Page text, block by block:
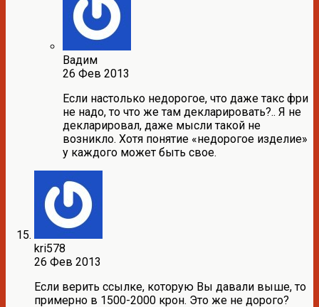
Вадим
26 Фев 2013
Если настолько недорогое, что даже такс фри
не надо, то что же там декларировать?.. Я не
декларировал, даже мысли такой не
возникло. Хотя понятие «недорогое изделие»
у каждого может быть свое.
kri578
26 Фев 2013
Если верить ссылке, которую Вы давали выше, то
примерно в 1500-2000 крон. Это же не дорого?